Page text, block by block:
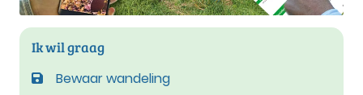
Ik wil graag
Bewaar wandeling